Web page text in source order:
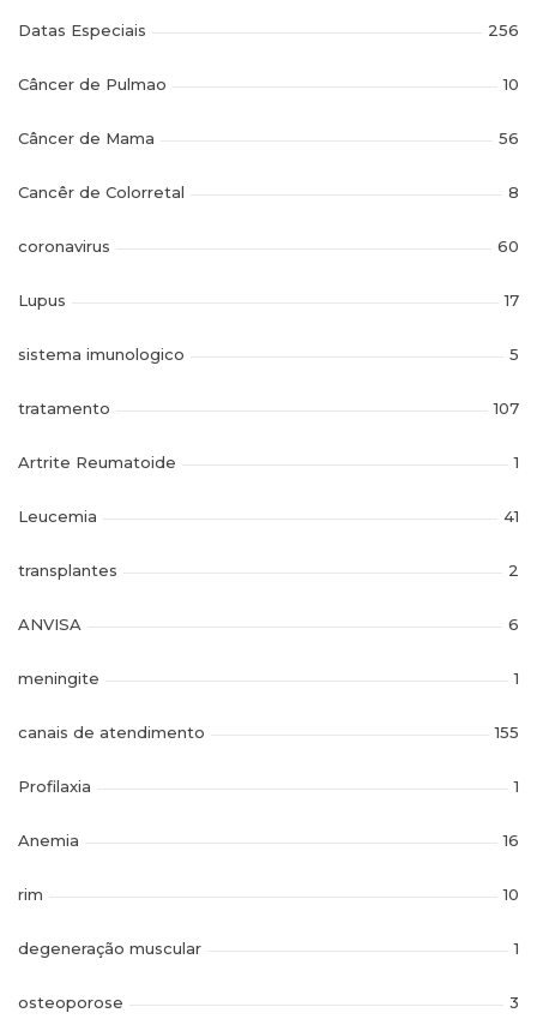
Datas Especiais 256
Câncer de Pulmao 10
Câncer de Mama 56
Cancêr de Colorretal 8
coronavirus 60
Lupus 17
sistema imunologico 5
tratamento 107
Artrite Reumatoide 1
Leucemia 41
transplantes 2
ANVISA 6
meningite 1
canais de atendimento 155
Profilaxia 1
Anemia 16
rim 10
degeneração muscular 1
osteoporose 3